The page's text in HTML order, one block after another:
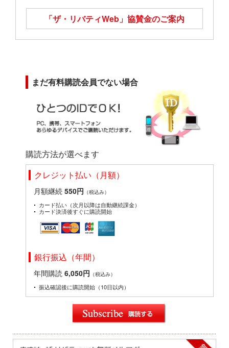
「ザ・リバティWeb」 協賛金のご案内
まだ有料購読会員でない場合
購読方法が選べます
クレジット払い（月額）
月額継続 550円 （税込み）
カード払い（次月以降は自動継続課金）
カード決済後すぐに購読開始
銀行振込（年間）
年間購読 6,050円 （税込み）
振込確認後に購読開始（10日以内）